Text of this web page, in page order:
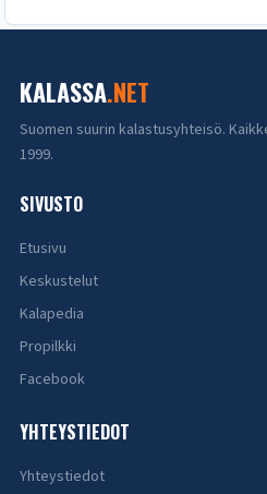
KALASSA.NET
Suomen suurin kalastusyhteisö.
1999.
SIVUSTO
Etusivu
Keskustelut
Kalapedia
Propilkki
Facebook
YHTEYSTIEDOT
Yhteystiedot